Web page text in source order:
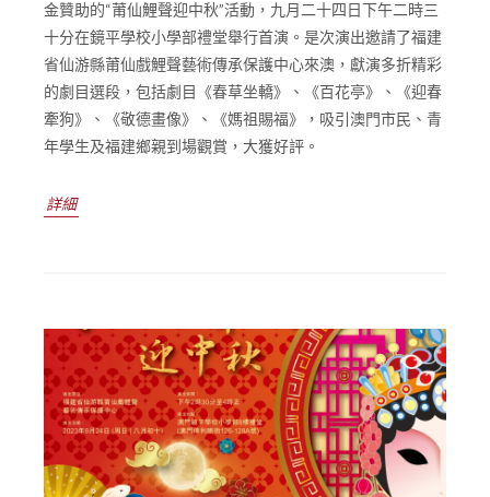
金贊助的“莆仙鯉聲迎中秋”活動，九月二十四日下午二時三
十分在鏡平學校小學部禮堂舉行首演。是次演出邀請了福建
省仙游縣莆仙戲鯉聲藝術傳承保護中心來澳，獻演多折精彩
的劇目選段，包括劇目《春草坐轎》、《百花亭》、《迎春
牽狗》、《敬德畫像》、《媽祖賜福》，吸引澳門市民、青
年學生及福建鄉親到場觀賞，大獲好評。
詳細